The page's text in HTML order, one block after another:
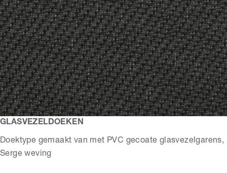
GLASVEZELDOEKEN
Doektype gemaakt van met PVC gecoate glasvezelgarens,
Serge weving